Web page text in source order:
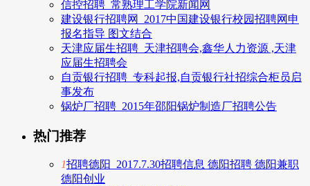
信控招聘_常熟理工学院新闻网
建设银行招聘网_2017中国建设银行校园招聘网申
报名指导 图文结合
天津应届生招聘_天津招聘会,鑫华人力资源 ,天津
应届生招聘会
自贡银行招聘_专科起报,自贡银行社招综合柜员启
事发布
锅炉厂招聘_2015年邵阳锅炉制造厂招聘公告
热门推荐
1招聘德阳_2017.7.30招聘信息 德阳招聘 德阳兼职
德阳创业